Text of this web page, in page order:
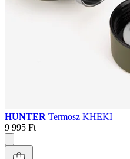
HUNTER Termosz KHEKI
9 995 Ft